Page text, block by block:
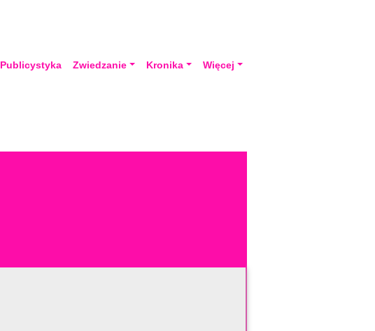
Publicystyka Zwiedzanie Kronika Więcej